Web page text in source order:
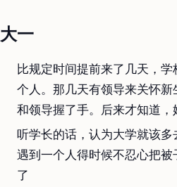
大一
比规定时间提前来了几天，
个人。那几天有领导来关怀
和领导握了手。后来才知道
听学长的话，认为大学就该
遇到一个人得时候不忍心把
了